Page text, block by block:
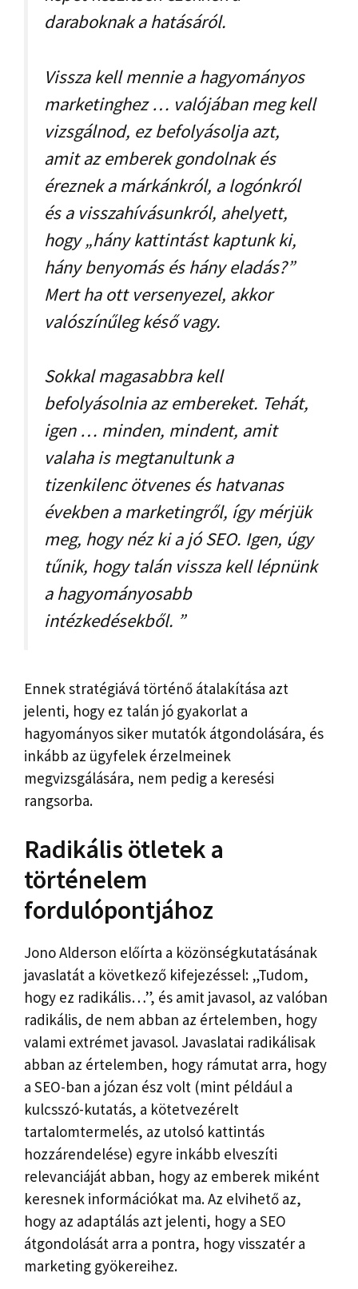
daraboknak a hatásáról.
Vissza kell mennie a hagyományos
marketinghez … valójában meg kell
vizsgálnod, ez befolyásolja azt,
amit az emberek gondolnak és
éreznek a márkánkról, a logónkról
és a visszahívásunkról, ahelyett,
hogy „hány kattintást kaptunk ki,
hány benyomás és hány eladás?”
Mert ha ott versenyezel, akkor
valószínűleg késő vagy.
Sokkal magasabbra kell
befolyásolnia az embereket. Tehát,
igen … minden, mindent, amit
valaha is megtanultunk a
tizenkilenc ötvenes és hatvanas
években a marketingről, így mérjük
meg, hogy néz ki a jó SEO. Igen, úgy
tűnik, hogy talán vissza kell lépnünk
a hagyományosabb
intézkedésekből. ”
Ennek stratégiává történő átalakítása azt
jelenti, hogy ez talán jó gyakorlat a
hagyományos siker mutatók átgondolására, és
inkább az ügyfelek érzelmeinek
megvizsgálására, nem pedig a keresési
rangsorba.
Radikális ötletek a
történelem
fordulópontjához
Jono Alderson előírta a közönségkutatásának
javaslatát a következő kifejezéssel: „Tudom,
hogy ez radikális…”, és amit javasol, az valóban
radikális, de nem abban az értelemben, hogy
valami extrémet javasol. Javaslatai radikálisak
abban az értelemben, hogy rámutat arra, hogy
a SEO-ban a józan ész volt (mint például a
kulcsszó-kutatás, a kötetvezérelt
tartalomtermelés, az utolsó kattintás
hozzárendelése) egyre inkább elveszíti
relevanciáját abban, hogy az emberek miként
keresnek információkat ma. Az elvihető az,
hogy az adaptálás azt jelenti, hogy a SEO
átgondolását arra a pontra, hogy visszatér a
marketing gyökereihez.